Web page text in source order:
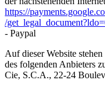
https://
/get_legal_document
- Paypal
Auf dieser Website
des folgenden Anbieters
Cie, S.C.A., 22-24